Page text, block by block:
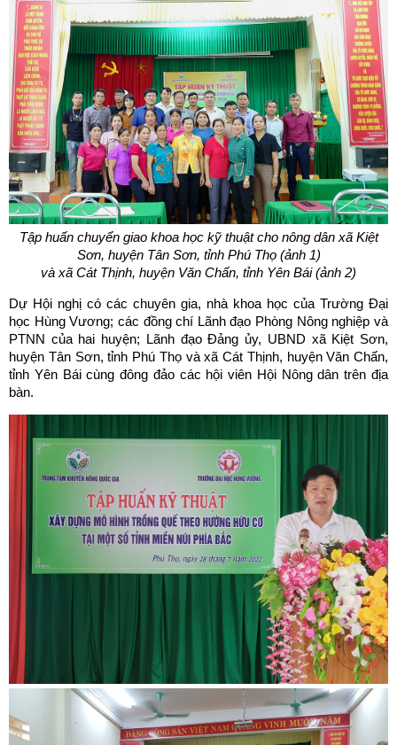
Tập huấn chuyển giao khoa học kỹ thuật cho nông dân xã Kiệt
Sơn, huyện Tân Sơn, tỉnh Phú Thọ (ảnh 1)
và xã Cát Thịnh, huyện Văn Chấn, tỉnh Yên Bái (ảnh 2)
Dự Hội nghị có các chuyên gia, nhà khoa học của Trường Đại
học Hùng Vương; các đồng chí Lãnh đạo Phòng Nông nghiệp và
PTNN của hai huyện; Lãnh đạo Đảng ủy, UBND xã Kiệt Sơn,
huyện Tân Sơn, tỉnh Phú Thọ và xã Cát Thịnh, huyện Văn Chấn,
tỉnh Yên Bái cùng đông đảo các hội viên Hội Nông dân trên địa
bàn.